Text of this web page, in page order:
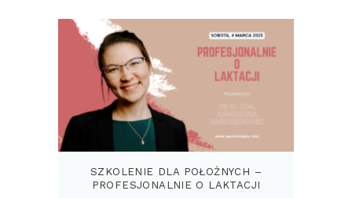
SZKOLENIE DLA POŁOŻNYCH –
PROFESJONALNIE O LAKTACJI